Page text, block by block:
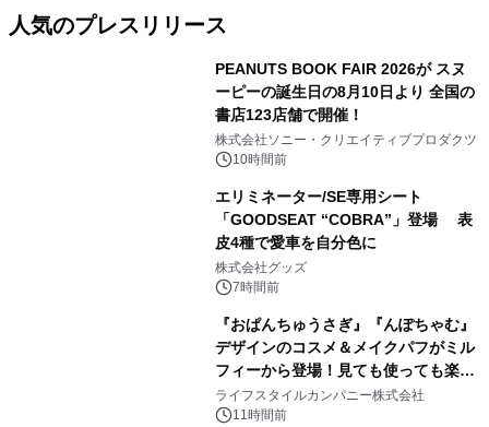
人気のプレスリリース
PEANUTS BOOK FAIR 2026が スヌ
ーピーの誕生日の8月10日より 全国の
書店123店舗で開催！
株式会社ソニー・クリエイティブプロダクツ
10時間前
エリミネーター/SE専用シート
「GOODSEAT “COBRA”」登場 表
皮4種で愛車を自分色に
株式会社グッズ
7時間前
『おぱんちゅうさぎ』『んぽちゃむ』
デザインのコスメ＆メイクパフがミル
フィーから登場！見ても使っても楽し
い、ポップでキュートなコレクショ
ン。
ライフスタイルカンパニー株式会社
11時間前